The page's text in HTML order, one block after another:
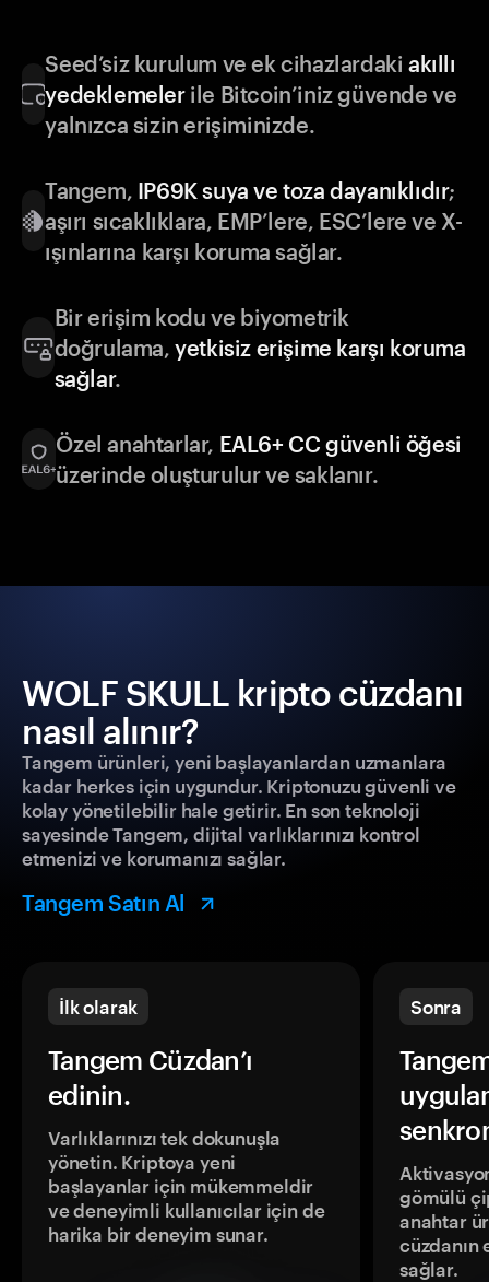
Seed’siz kurulum ve ek cihazlardakiakıllı
yedeklemelerile Bitcoin’iniz güvende ve
yalnızca sizin erişiminizde.
Tangem, IP69K suya ve toza dayanıklıdır;
aşırı sıcaklıklara, EMP’lere, ESC’lere ve X-
ışınlarına karşı koruma sağlar.
Bir erişim kodu ve biyometrik
doğrulama,yetkisiz erişime karşı koruma
sağlar.
Özel anahtarlar, EAL6+ CC güvenli öğesi
üzerinde oluşturulur ve saklanır.
WOLF SKULL kripto cüzdanı
nasıl alınır?
Tangem ürünleri, yeni başlayanlardan uzmanlara
kadar herkes için uygundur. Kriptonuzu güvenli ve
kolay yönetilebilir hale getirir. En son teknoloji
sayesinde Tangem, dijital varlıklarınızı kontrol
etmenizi ve korumanızı sağlar.
Tangem Satın Al
İlk olarak
Tangem Cüzdan’ı
edinin.
Varlıklarınızı tek dokunuşla
yönetin. Kriptoya yeni
başlayanlar için mükemmeldir
ve deneyimli kullanıcılar için de
harika bir deneyim sunar.
Sonra
gömülü
anahtar
sağlar.